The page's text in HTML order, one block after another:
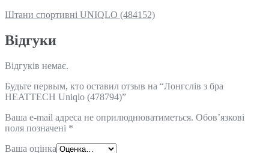
Штани спортивні UNIQLO (484152)
Відгуки
Відгуків немає.
Будьте первым, кто оставил отзыв на “Лонгслів з бра
HEATTECH Uniqlo (478794)”
Ваша e-mail адреса не оприлюднюватиметься. Обов’язкові
поля позначені *
Ваша оцінка